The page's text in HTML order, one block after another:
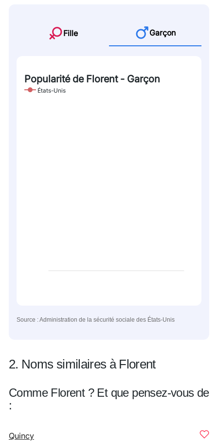
Fille Garçon
Popularité de Florent - Garçon
États-Unis
Source : Administration de la sécurité sociale des États-Unis
2. Noms similaires à Florent
Comme Florent ? Et que pensez-vous de
:
Quincy